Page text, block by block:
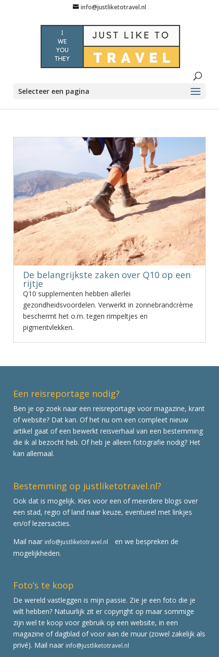
info@justliketotravel.nl
Selecteer een pagina
De belangrijkste zaken over Q10 op een
rijtje
Q10 supplementen hebben allerlei
gezondheidsvoordelen. Verwerkt in zonnebrandcrème
beschermt het o.m. tegen rimpeltjes en
pigmentvlekken.
Een reisreportage nodig?
Ben je op zoek naar een reisreportage voor magazine, krant
of website? Dat kan. Of het nu om een compleet nieuw
artikel gaat of een bewerkt reisverhaal van een bestemming
die ik al bezocht heb. Of heb je alleen fotografie nodig? Het
kan allemaal.
Bestemming op justliketotravel.nl?
Ook dat is mogelijk. Kies voor een of meerdere blogs over
een stad, regio of land naar keuze, eventueel met linkjes
en/of lezersacties.
Mail naar info@justliketotravel.nl
en we bespreken de
mogelijkheden.
Foto’s te koop
De wereld vastleggen is mijn passie. Zie je een foto die je
wilt hebben? Natuurlijk zit er copyright op maar sommige
zijn wel te koop voor gebruik op een website, in een
magazine of dagblad of voor aan de muur (zowel zakelijk als
privé). Mail naar info@justliketotravel.nl